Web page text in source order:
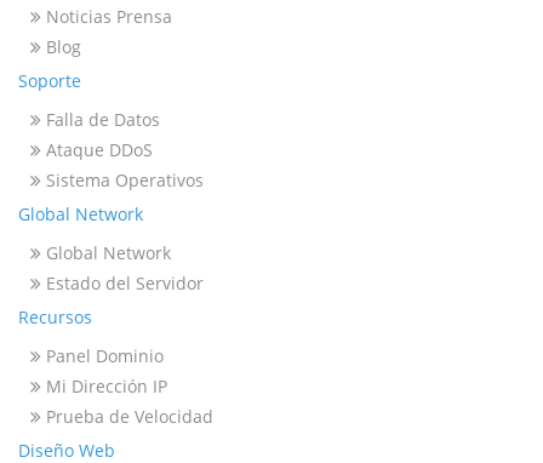
Noticias Prensa
Blog
Soporte
Falla de Datos
Ataque DDoS
Sistema Operativos
Global Network
Global Network
Estado del Servidor
Recursos
Panel Dominio
Mi Dirección IP
Prueba de Velocidad
Diseño Web